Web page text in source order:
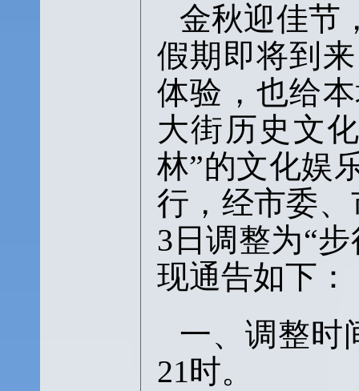
金秋迎佳节
假期即将到
体验，也给
大街历史文
林”的文化娱
行，经市委
3日调整为“
现通告如下：
一、调整时
21时。